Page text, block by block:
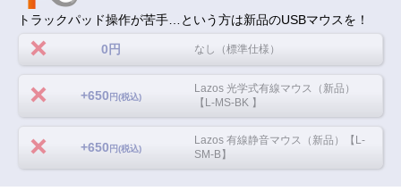
トラックパッド操作が苦手…という方は新品のUSBマウスを！
0円 なし（標準仕様）
+650 円(税込)
Lazos 光学式有線マウス（新品）
【L-MS-BK 】
+650 円(税込)
Lazos 有線静音マウス（新品）【L-
SM-B】